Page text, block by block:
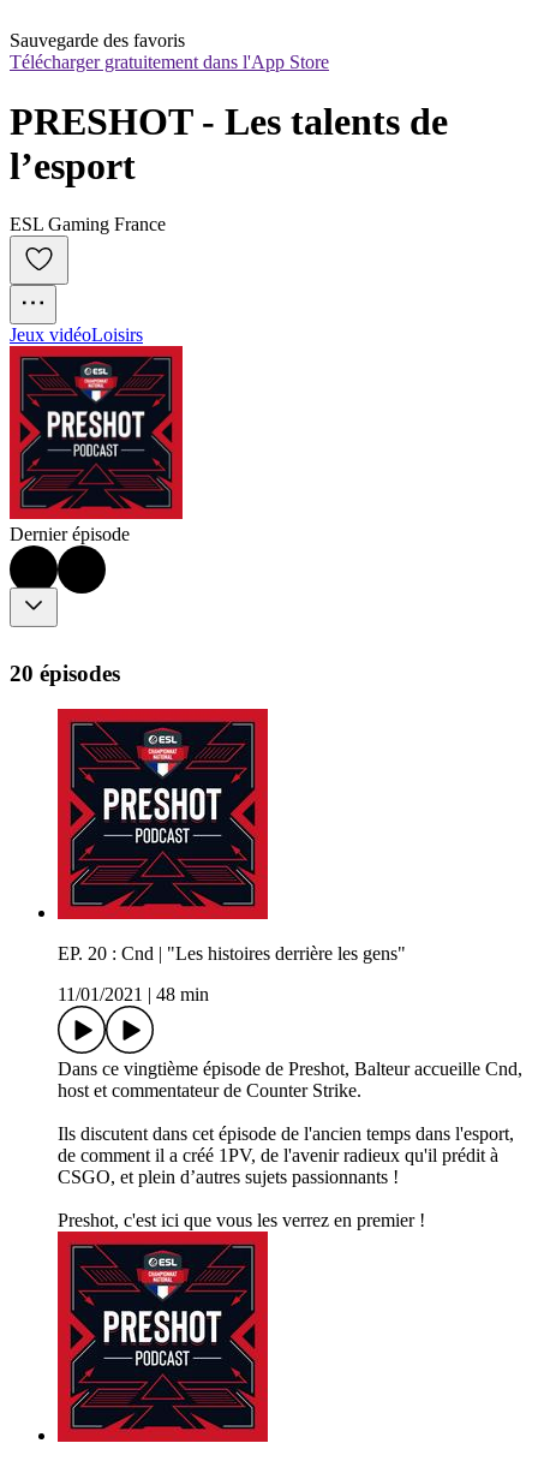
Sauvegarde des favoris
Télécharger gratuitement dans l'App Store
PRESHOT - Les talents de
l’esport
ESL Gaming France
Jeux vidéoLoisirs
Dernier épisode
20 épisodes
EP. 20 : Cnd | "Les histoires derrière les gens"
11/01/2021
48 min
Dans ce vingtième épisode de Preshot, Balteur accueille Cnd,
host et commentateur de Counter Strike.
Ils discutent dans cet épisode de l'ancien temps dans l'esport,
de comment il a créé 1PV, de l'avenir radieux qu'il prédit à
CSGO, et plein d’autres sujets passionnants !
Preshot, c'est ici que vous les verrez en premier !